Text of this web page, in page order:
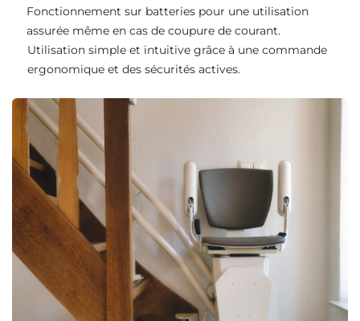
Fonctionnement sur batteries pour une utilisation
assurée même en cas de coupure de courant.
Utilisation simple et intuitive grâce à une commande
ergonomique et des sécurités actives.